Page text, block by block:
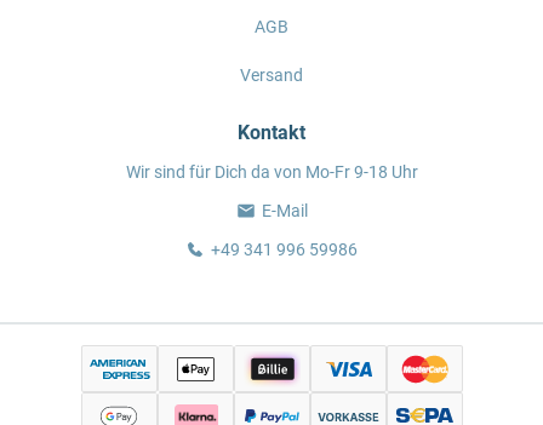
AGB
Versand
Kontakt
Wir sind für Dich da von Mo-Fr 9-18 Uhr
E-Mail
+49 341 996 59986